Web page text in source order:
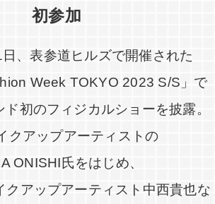
初参加
、表参道ヒルズで開催された
Week TOKYO 2023 S/S」で
初のフィジカルショーを披露。
クアップアーティストの
ONISHI氏をはじめ、
クアップアーティスト中西貴也な